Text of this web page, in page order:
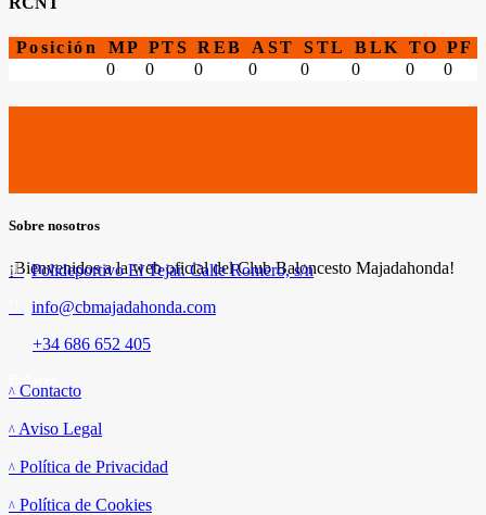
Posición MP PTS REB AST STL BLK TO PF
0
0 0 0 0 0 0 0
Sobre nosotros
¡Bienvenidos a la web oficial del Club Baloncesto Majadahonda!
Polideportivo El Tejar. Calle Romero, s/n
info@cbmajadahonda.com
+34 686 652 405
Contacto
Aviso Legal
Política de Privacidad
Política de Cookies